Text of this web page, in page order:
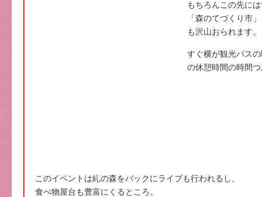
もちろんこの先に
「森のてづくり市
も沢山おられます。
すぐ横が観光バス
の休憩時間の時間
このイベントは糺の森をバックにライブも行われるし、
食べ物屋台も豊富にくるところ。